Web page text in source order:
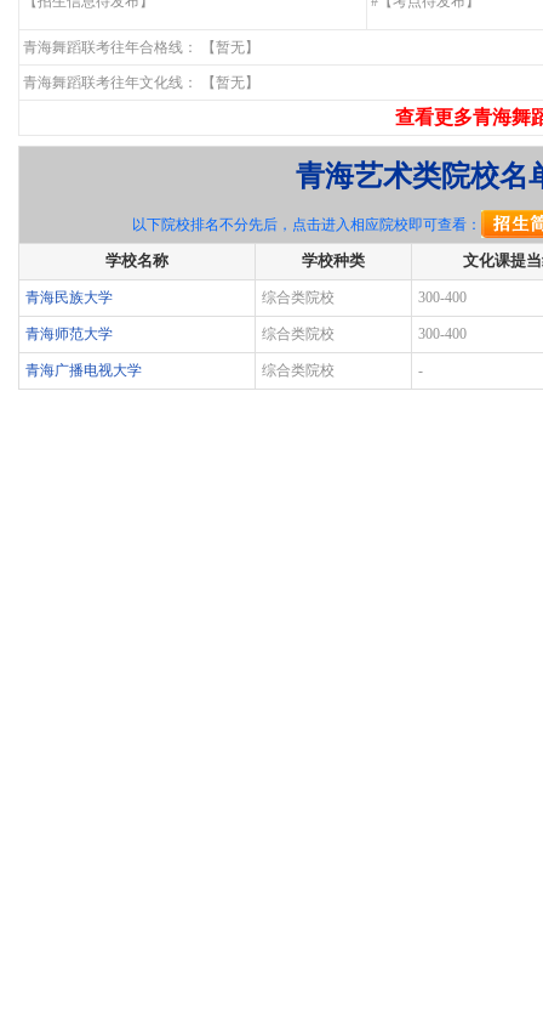
青海舞蹈联考往年合格线： 【暂无】
青海舞蹈联考往年文化线： 【暂无】
查看更多青海舞
青海艺术类院校名
以下院校排名不分先后，点击进入相应院校即可查看：
学校名称 学校种类 文化课提
青海民族大学 综合类院校 300-400
青海师范大学 综合类院校 300-400
青海广播电视大学 综合类院校 -